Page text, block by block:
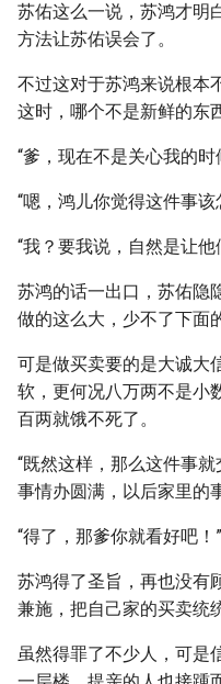
苏佑这么一说，苏鸿才明
方法让苏佑误会了。
不过这对于苏鸿来说根本
这时，哪个不是新鲜的东
“爹，现在不是关心我的
“嗯，鸿儿你觉得这件事该
“我？要我说，自然是让
苏鸿的话一出口，苏佑隐
做的这么大，少不了下面
可是做买卖要的是大诚大
软，更何况八万两不是小
百两就饿不死了。
“既然这样，那么这件事
事情办圆满，以后家里的
“得了，那爹你就看好吧！”
苏鸿得了圣旨，再也没有
兼施，把自己家的买卖统
虽然得罪了不少人，可是